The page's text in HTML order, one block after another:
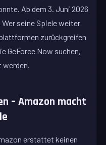
Ab dem 3. Juni 2026
seine Spiele weiter
zurückgreifen
GeForce Now suchen,
– Amazon macht
erstattet keinen